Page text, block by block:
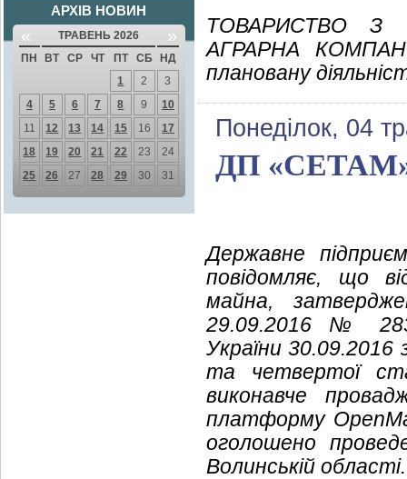
АРХІВ НОВИН
« ТРАВЕНЬ 2026 »
ПН ВТ СР ЧТ ПТ СБ
НД
1
2
3
4
5 6 7 8 9
10
11
12 13 14 15 16
17
18
19 20 21 22 23
24
25
26 27 28 29 30 31
ТОВАРИСТВО З
АГРАРНА
плановану
Понеділок, 04
ДП «СЕТАМ»
Державне
повідомляє, що
майна,
29.09.2016 №
України
та четвертої
виконавче
платформу
оголошено
Волинській області.